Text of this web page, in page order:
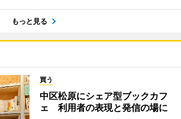
もっと見る
買う
中区松原にシェア型ブックカフ
ェ 利用者の表現と発信の場に